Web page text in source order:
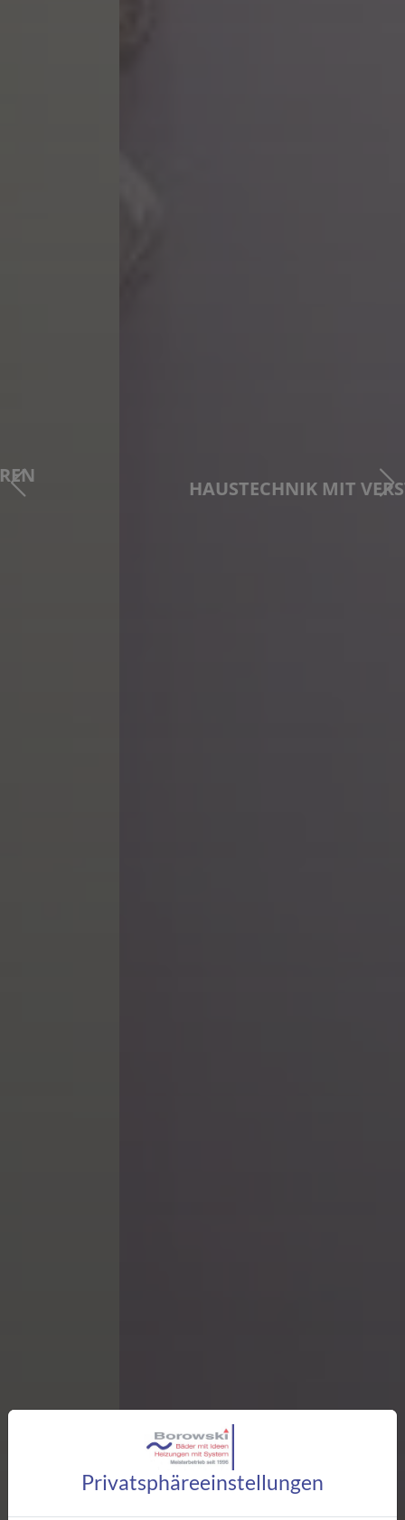
HAUSTECHNIK MIT VERSTAND
Privatsphäre­einstellungen